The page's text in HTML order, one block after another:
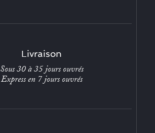
Livraison
Sous 30 à 35 jours ouvrés
Express en 7 jours ouvrés